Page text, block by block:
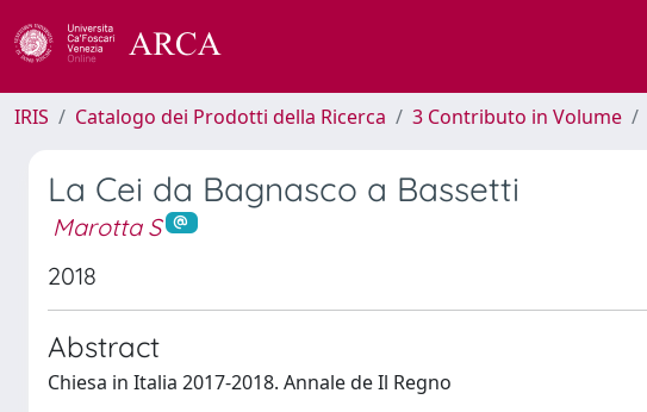
IRIS Catalogo dei Prodotti della Ricerca 3 Contributo in Volume
La Cei da Bagnasco a Bassetti
Marotta S
2018
Abstract
Chiesa in Italia 2017-2018. Annale de Il Regno